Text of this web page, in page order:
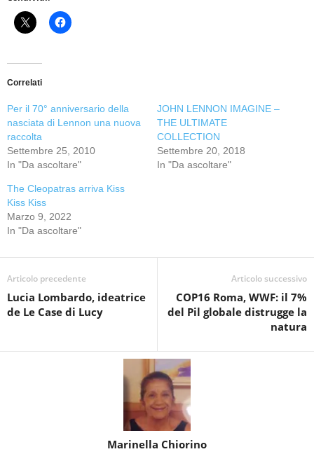
Correlati
Per il 70° anniversario della
nasciata di Lennon una nuova
raccolta
Settembre 25, 2010
In "Da ascoltare"
JOHN LENNON IMAGINE –
THE ULTIMATE
COLLECTION
Settembre 20, 2018
In "Da ascoltare"
The Cleopatras arriva Kiss
Kiss Kiss
Marzo 9, 2022
In "Da ascoltare"
Articolo precedente
Lucia Lombardo, ideatrice
de Le Case di Lucy
Articolo successivo
COP16 Roma, WWF: il 7%
del Pil globale distrugge la
natura
Marinella Chiorino